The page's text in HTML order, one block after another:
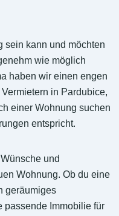
sein kann und möchten
wie möglich
haben wir einen engen
in Pardubice,
einer Wohnung suchen
entspricht.
und
Wohnung. Ob du eine
geräumiges
passende Immobilie für